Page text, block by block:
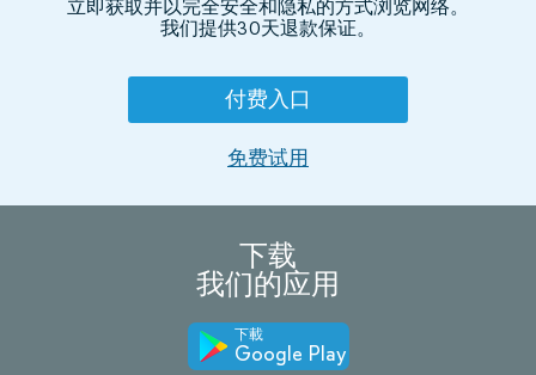
立即获取并以完全安全和隐私的方式浏览网络。
我们提供30天退款保证。
付费入口
免费试用
下载
我们的应用
下載
Google Play